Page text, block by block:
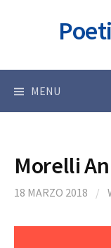
MENU
Morelli
18 MARZO 2018 /